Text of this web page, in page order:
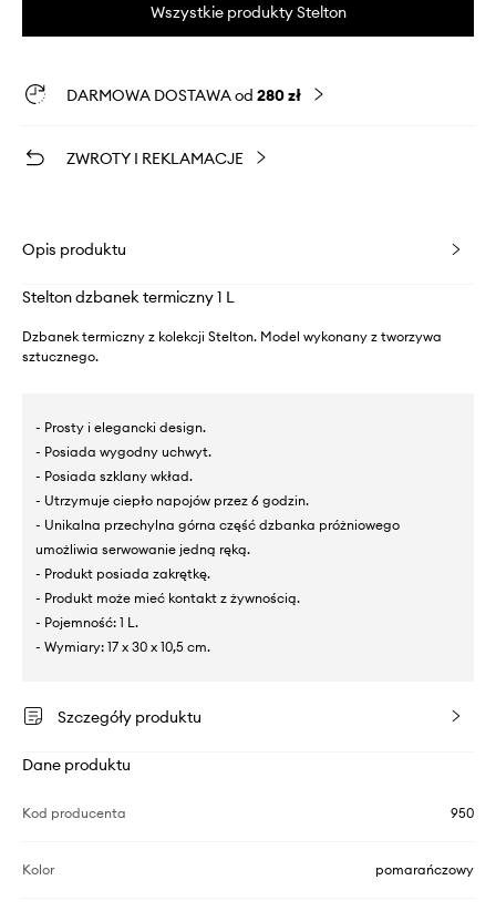
Wszystkie produkty Stelton
DARMOWA DOSTAWA od 280 zł
ZWROTY I REKLAMACJE
Opis produktu
Stelton dzbanek termiczny 1 L
Dzbanek termiczny z kolekcji Stelton. Model wykonany z tworzywa
sztucznego.
- Prosty i elegancki design.
- Posiada wygodny uchwyt.
- Posiada szklany wkład.
- Utrzymuje ciepło napojów przez 6 godzin.
- Unikalna przechylna górna część dzbanka próżniowego
umożliwia serwowanie jedną ręką.
- Produkt posiada zakrętkę.
- Produkt może mieć kontakt z żywnością.
- Pojemność: 1 L.
- Wymiary: 17 x 30 x 10,5 cm.
Szczegóły produktu
Dane produktu
Kod producenta 950
Kolor pomarańczowy